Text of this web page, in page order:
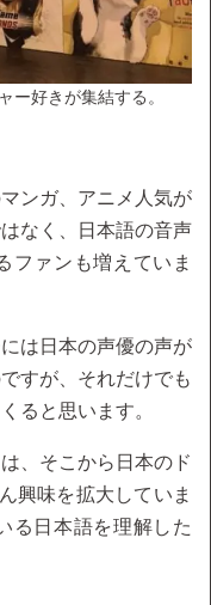
ー好きが集結する。
ンガ、アニメ人気が
なく、日本語の音声
ファンも増えていま
は日本の声優の声が
すが、それだけでも
ると思います。
、そこから日本のド
興味を拡大していま
る日本語を理解した